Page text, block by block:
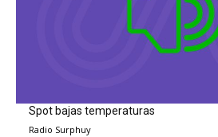
Spot bajas temperaturas
Radio Surphuy